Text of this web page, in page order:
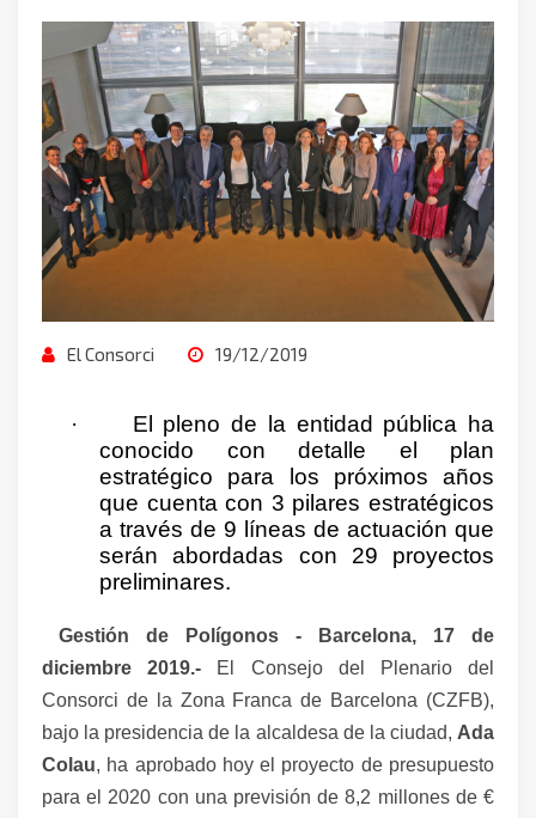
El Consorci 19/12/2019
·
El pleno de la entidad pública ha
conocido con detalle el plan
estratégico para los próximos años
que cuenta con 3 pilares estratégicos
a través de 9 líneas de actuación que
serán abordadas con 29 proyectos
preliminares.
Gestión de Polígonos - Barcelona, 17 de
diciembre 2019.- El Consejo del Plenario del
Consorci de la Zona Franca de Barcelona (CZFB),
bajo la presidencia de la alcaldesa de la ciudad, Ada
Colau, ha aprobado hoy el proyecto de presupuesto
para el 2020 con una previsión de 8,2 millones de €